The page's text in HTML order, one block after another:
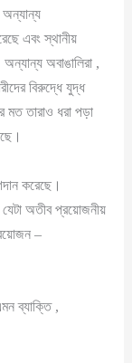
অন্যান্য
এবং স্থানীয়
অবাঙালিরা ,
বিরুদ্ধে যুদ্ধ
মত তারাও ধরা পড়া
করেছে।
যেটা অতীব প্রয়োজনীয়
–
ব্যাক্তি ,